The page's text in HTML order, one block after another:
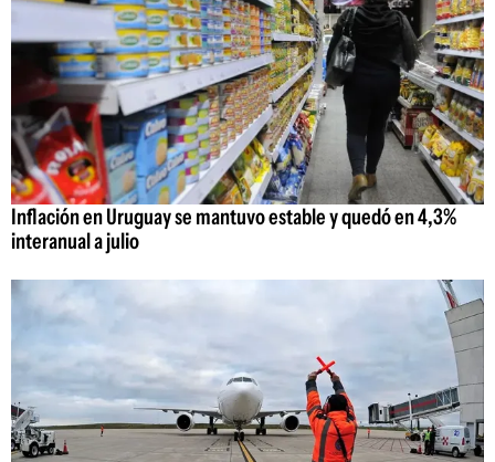
Inflación en Uruguay se mantuvo estable y quedó en 4,3%
interanual a julio